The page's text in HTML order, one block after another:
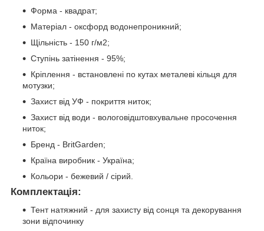
Форма - квадрат;
Матеріал - оксфорд водонепроникний;
Щільність - 150 г/м2;
Ступінь затінення - 95%;
Кріплення - встановлені по кутах металеві кільця для
мотузки;
Захист від УФ - покриття ниток;
Захист від води - вологовідштовхувальне просочення
ниток;
Бренд - BritGarden;
Країна виробник - Україна;
Кольори - бежевий / сірий.
Комплектація:
Тент натяжний - для захисту від сонця та декорування
зони відпочинку